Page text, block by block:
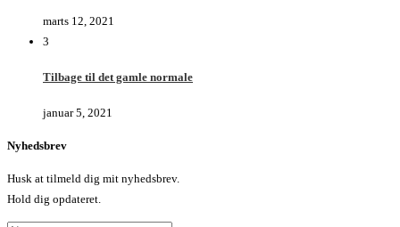
marts 12, 2021
3
Tilbage til det gamle normale
januar 5, 2021
Nyhedsbrev
Husk at tilmeld dig mit nyhedsbrev.
Hold dig opdateret.